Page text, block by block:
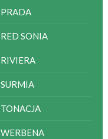
PRADA
RED SONIA
RIVIERA
SURMIA
TONACJA
WERBENA